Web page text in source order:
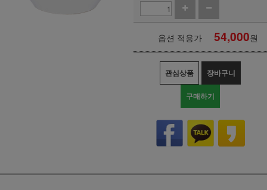
옵션 적용가 54,000원
관심상품 장바구니
구매하기